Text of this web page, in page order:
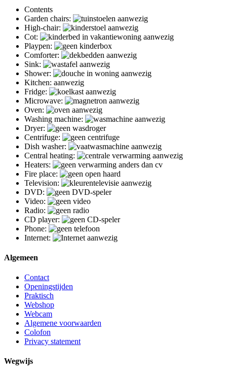
Contents
Garden chairs:
High-chair:
Cot:
Playpen:
Comforter:
Sink:
Shower:
Kitchen: aanwezig
Fridge:
Microwave:
Oven:
Washing machine:
Dryer:
Centrifuge:
Dish washer:
Central heating:
Heaters:
Fire place:
Television:
DVD:
Video:
Radio:
CD player:
Phone:
Internet:
Algemeen
Contact
Openingstijden
Praktisch
Webshop
Webcam
Algemene voorwaarden
Colofon
Privacy statement
Wegwijs